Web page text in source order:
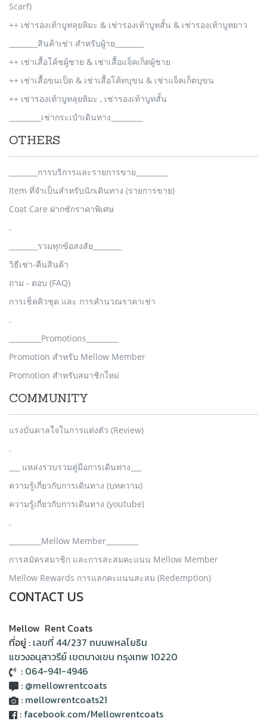
Scarf)
++ เช่ารองเท้าบูทลุยหิมะ & เช่ารองเท้าบูทสั้น & เช่ารองเท้าบูทยาว
________สินค้าเช่า สำหรับผู้าย________
++ เช่าเสื้อโค้ชผู้ชาย & เช่าเสื้อแจ็คเก็ตผู้ชาย
++ เช่าเสื้อขนเป็ด & เช่าเสื้อโค้ทบุขน & เช่าแจ็คเก็ตบุขน
++ เช่ารองเท้าบูทลุยหิมะ , เช่ารองเท้าบูทสั้น
_________เช่ากระเป๋าเดินทาง_________
OTHERS
________การบริการและรายการขาย_________
Item ที่จำเป็นสำหรับนักเดินทาง (รายการขาย)
Coat Care ฝากซักราคาพิเศษ
.
________รวมทุกข้อสงสัย________
วิธีเช่า-คืนสินค้า
ถาม - ตอบ (FAQ)
การเช็คคิวชุด และ การคำนวณราคาเช่า
.
_________Promotions_________
Promotion สำหรับ Mellow Member
Promotion สำหรับสมาชิกใหม่
COMMUNITY
แรงบันดาลใจในการแต่งตัว (Review)
.
___ แหล่งรวบรวมคู่มือการเดินทาง___
ความรู้เกี่ยวกับการเดินทาง (บทความ)
ความรู้เกี่ยวกับการเดินทาง (youtube)
.
_________Mellow Member_________
การสมัครสมาชิก และการสะสมคะแนน Mellow Member
Mellow Rewards การแลกคะแนนสะสม (Redemption)
CONTACT US
Mellow Rent Coats
ที่อยู่ : เลขที่ 44/237 ถนนพหลโยธิน
แขวงอนุสาวรีย์ เขตบางเขน กรุงเทพ 10220
: 064-941-4946
: @mellowrentcoats
: mellowrentcoats21
: facebook.com/Mellowrentcoats